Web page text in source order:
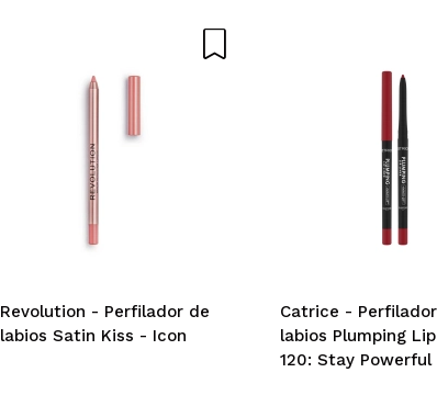
Revolution - Perfilador de
labios Satin Kiss - Icon
Catrice -
labios Plumping
120: Stay Powerful